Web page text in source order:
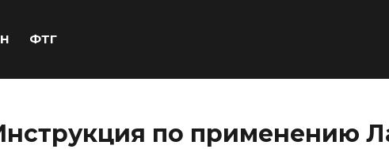
ФТГ
по применению